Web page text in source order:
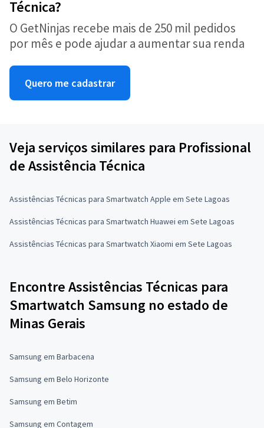
Técnica?
O GetNinjas recebe mais de 250 mil pedidos
por mês e pode ajudar a aumentar sua renda
Quero me cadastrar
Veja serviços similares para Profissional
de Assistência Técnica
Assistências Técnicas para Smartwatch Apple em Sete Lagoas
Assistências Técnicas para Smartwatch Huawei em Sete Lagoas
Assistências Técnicas para Smartwatch Xiaomi em Sete Lagoas
Encontre Assistências Técnicas para
Smartwatch Samsung no estado de
Minas Gerais
Samsung em Barbacena
Samsung em Belo Horizonte
Samsung em Betim
Samsung em Contagem